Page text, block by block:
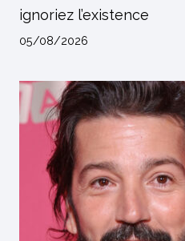
ignoriez l’existence
05/08/2026